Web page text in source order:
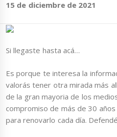
15 de diciembre de 2021
Si llegaste hasta acá…
Es porque te interesa la
valorás tener otra mirada más
de la gran mayoria de los
compromiso de más de 30
para renovarlo cada día.